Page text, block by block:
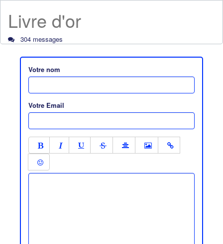
Livre d'or
304 messages
Votre nom
Votre Email